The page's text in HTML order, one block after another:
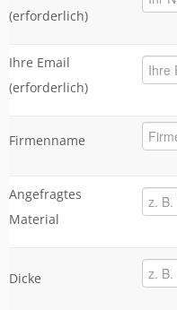
(erforderlich)
Ihre Email
(erforderlich)
Firmenname
Angefragtes
Material
Dicke